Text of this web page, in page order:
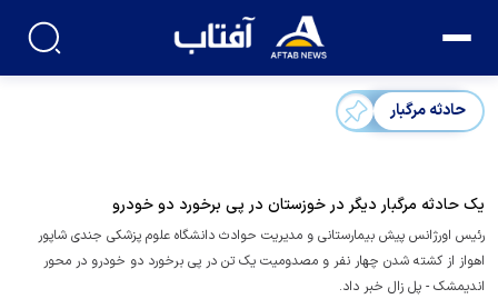
حادثه مرگبار
یک حادثه مرگبار دیگر در خوزستان در پی برخورد دو خودرو
رئیس اورژانس پیش بیمارستانی و مدیریت حوادث دانشگاه علوم پزشکی جندی شاپور
اهواز از کشته شدن چهار نفر و مصدومیت یک تن در پی برخورد دو خودرو در محور
اندیمشک - پل زال خبر داد.